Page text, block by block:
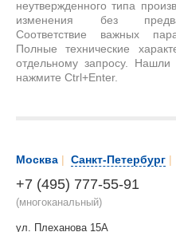
неутвержденного типа
изменения без
Соответствие важных
Полные технические
отдельному запросу.
нажмите Ctrl+Enter.
Москва | Санкт-Петербург |
+7 (495) 777-55-91
(многоканальный)
ул. Плеханова 15А